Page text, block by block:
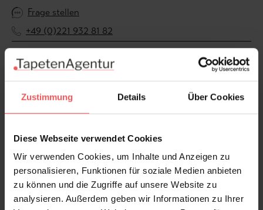
Zustimmung Details Über Cookies
Diese Webseite verwendet Cookies
Wir verwenden Cookies, um Inhalte und Anzeigen zu
personalisieren, Funktionen für soziale Medien anbieten
zu können und die Zugriffe auf unsere Website zu
analysieren. Außerdem geben wir Informationen zu Ihrer
Frage stellen
+49 (0)221 932 81 82
Produktgalerie überspringen
Variante